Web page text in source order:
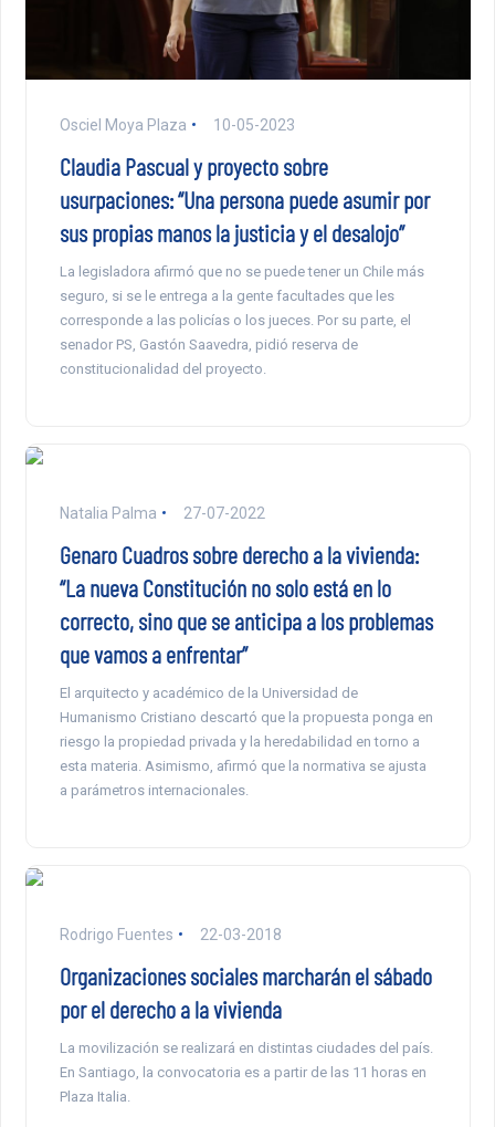
Osciel Moya Plaza 10-05-2023
Claudia Pascual y proyecto sobre
usurpaciones: “Una persona puede asumir por
sus propias manos la justicia y el desalojo”
La legisladora afirmó que no se puede tener un Chile más
seguro, si se le entrega a la gente facultades que les
corresponde a las policías o los jueces. Por su parte, el
senador PS, Gastón Saavedra, pidió reserva de
constitucionalidad del proyecto.
Natalia Palma 27-07-2022
Genaro Cuadros sobre derecho a la vivienda:
“La nueva Constitución no solo está en lo
correcto, sino que se anticipa a los problemas
que vamos a enfrentar”
El arquitecto y académico de la Universidad de
Humanismo Cristiano descartó que la propuesta ponga en
riesgo la propiedad privada y la heredabilidad en torno a
esta materia. Asimismo, afirmó que la normativa se ajusta
a parámetros internacionales.
Rodrigo Fuentes 22-03-2018
Organizaciones sociales marcharán el sábado
por el derecho a la vivienda
La movilización se realizará en distintas ciudades del país.
En Santiago, la convocatoria es a partir de las 11 horas en
Plaza Italia.